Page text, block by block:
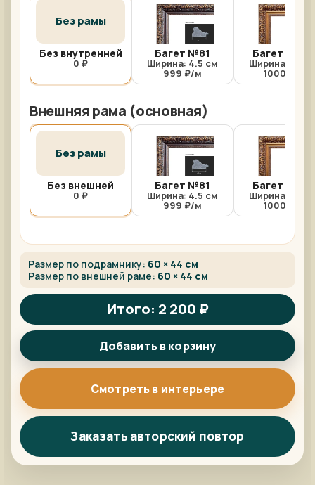
Без рамы
Без внутренней
0 ₽
Багет №81
Ширина: 4.5 см
999 ₽/м
Багет №81/
Ширина: 4.5
1000 ₽/м
Внешняя рама (основная)
Без рамы
Без внешней
0 ₽
Багет №81
Ширина: 4.5 см
999 ₽/м
Багет №81/
Ширина: 4.5
1000 ₽/м
Размер по подрамнику: 60 × 44 см
Размер по внешней раме: 60 × 44 см
Итого: 2 200 ₽
Добавить в корзину
Смотреть в интерьере
Заказать авторский повтор